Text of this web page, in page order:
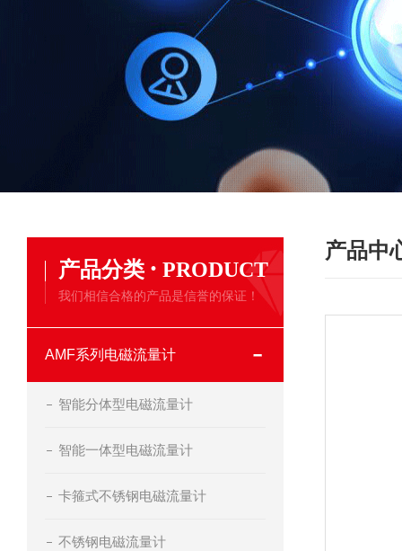
产品分类 · PRODUCT
我们相信合格的产品是信誉的保证！
AMF系列电磁流量计
智能分体型电磁流量计
智能一体型电磁流量计
卡箍式不锈钢电磁流量计
不锈钢电磁流量计
产品中